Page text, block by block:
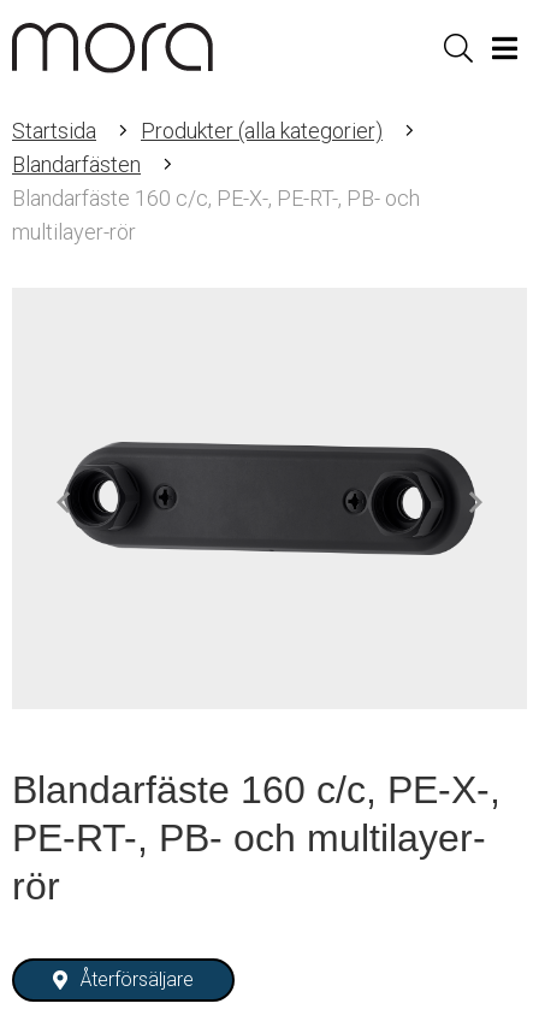
Sök
Startsida
Produkter (alla kategorier)
Blandarfästen
Blandarfäste 160 c/c, PE-X-, PE-RT-, PB- och
multilayer-rör
Blandarfäste 160 c/c, PE-X-,
PE-RT-, PB- och multilayer-
rör
Återförsäljare